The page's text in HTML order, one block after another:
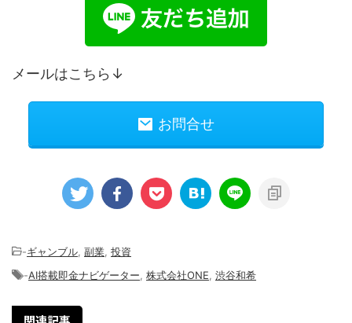
メールはこちら↓
お問合せ
-ギャンブル, 副業, 投資
-AI搭載即金ナビゲーター, 株式会社ONE, 渋谷和希